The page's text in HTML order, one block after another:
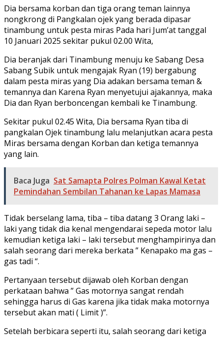
Dia bersama korban dan tiga orang teman lainnya
nongkrong di Pangkalan ojek yang berada dipasar
tinambung untuk pesta miras Pada hari Jum’at tanggal
10 Januari 2025 sekitar pukul 02.00 Wita,
Dia beranjak dari Tinambung menuju ke Sabang Desa
Sabang Subik untuk mengajak Ryan (19) bergabung
dalam pesta miras yang Dia adakan bersama teman &
temannya dan Karena Ryan menyetujui ajakannya, maka
Dia dan Ryan berboncengan kembali ke Tinambung.
Sekitar pukul 02.45 Wita, Dia bersama Ryan tiba di
pangkalan Ojek tinambung lalu melanjutkan acara pesta
Miras bersama dengan Korban dan ketiga temannya
yang lain.
Baca Juga Sat Samapta Polres Polman Kawal Ketat
Pemindahan Sembilan Tahanan ke Lapas Mamasa
Tidak berselang lama, tiba – tiba datang 3 Orang laki –
laki yang tidak dia kenal mengendarai sepeda motor lalu
kemudian ketiga laki – laki tersebut menghampirinya dan
salah seorang dari mereka berkata ” Kenapako ma gas –
gas tadi “.
Pertanyaan tersebut dijawab oleh Korban dengan
perkataan bahwa ” Gas motornya sangat rendah
sehingga harus di Gas karena jika tidak maka motornya
tersebut akan mati ( Limit )”.
Setelah berbicara seperti itu, salah seorang dari ketiga